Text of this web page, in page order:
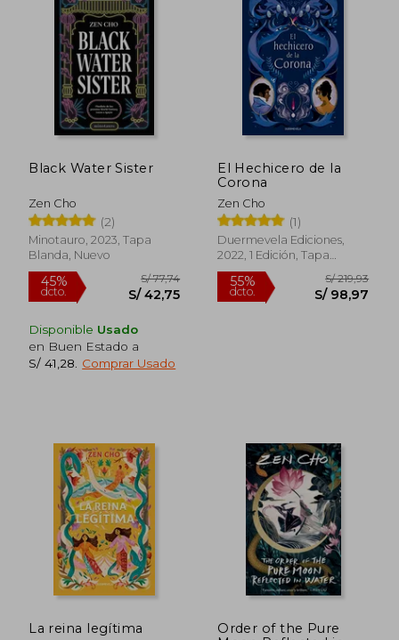
Black Water Sister
Zen Cho
(2)
Minotauro, 2023, Tapa
Blanda, Nuevo
Disponible Usado
en Buen Estado a
S/ 41,28
Comprar Usado
El Hechicero de la
Corona
Zen Cho
(1)
Duermevela Ediciones,
2022, 1 Edición, Tapa
Blanda, Nuevo
La reina legítima
Order of the Pure